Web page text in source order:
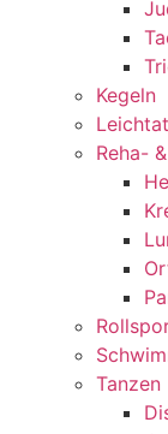
Kegeln
Reha-
Tanzen